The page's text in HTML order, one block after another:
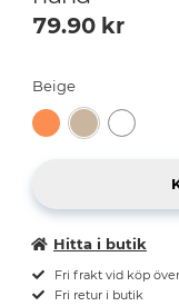
79.90 kr
Beige
Hitta i butik
Fri frakt vid köp
Fri retur i butik